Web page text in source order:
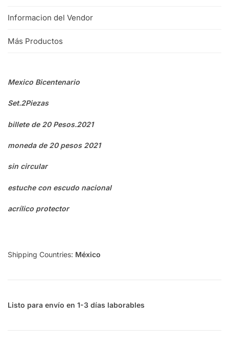
Informacion del Vendor
Más Productos
Mexico Bicentenario
Set.2Piezas
billete de 20 Pesos.2021
moneda de 20 pesos 2021
sin circular
estuche con escudo nacional
acrílico protector
Shipping Countries: México
Listo para envío en 1-3 días laborables